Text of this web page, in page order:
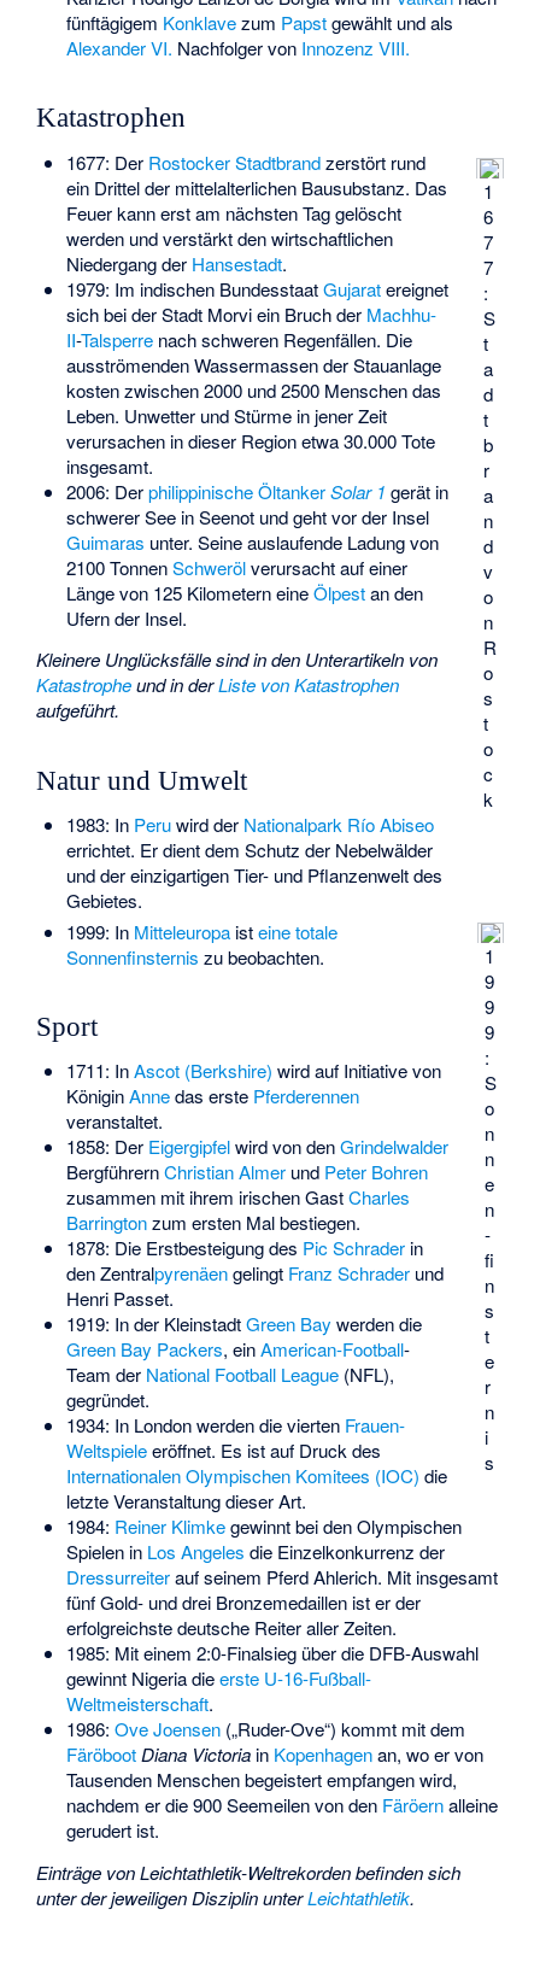
fünftägigem Konklavezum Papstgewählt und als
Alexander VI. Nachfolger von Innozenz VIII.
Katastrophen
1
6
7
7
:
S
t
a
d
t
b
r
a
n
d
v
o
n
R
o
s
t
o
c
k
1677: Der Rostocker Stadtbrandzerstört rund
ein Drittel der mittelalterlichen Bausubstanz. Das
Feuer kann erst am nächsten Tag gelöscht
werden und verstärkt den wirtschaftlichen
Niedergang der Hansestadt.
1979: Im indischen BundesstaatGujaratereignet
sich bei der Stadt Morvi ein Bruch der Machhu-
II-Talsperrenach schweren Regenfällen. Die
ausströmenden Wassermassen der Stauanlage
kosten zwischen 2000 und 2500 Menschen das
Leben. Unwetter und Stürme in jener Zeit
verursachen in dieser Region etwa 30.000 Tote
insgesamt.
2006: Derphilippinische Öltanker Solar 1 gerät in
schwerer See in Seenot und geht vor der Insel
Guimaras unter. Seine auslaufende Ladung von
2100 TonnenSchwerölverursacht auf einer
Länge von 125 Kilometern eineÖlpestan den
Ufern der Insel.
Kleinere Unglücksfälle sind in den Unterartikeln von
Katastropheund in derListe von Katastrophen
aufgeführt.
Natur und Umwelt
1983: In Peruwird der Nationalpark Río Abiseo
errichtet. Er dient dem Schutz der Nebelwälder
und der einzigartigen Tier- und Pflanzenwelt des
Gebietes.
1
9
9
9
:
S
o
n
n
e
n
­
fi
n
s
t
e
r
n
i
s
1999: In Mitteleuropaisteine totale
Sonnenfinsternis zu beobachten.
Sport
1711: InAscot (Berkshire) wird auf Initiative von
KöniginAnnedas erste Pferderennen
veranstaltet.
1858: Der Eigergipfelwird von denGrindelwalder
BergführernChristian Almerund Peter Bohren
zusammen mit ihrem irischen GastCharles
Barringtonzum ersten Mal bestiegen.
1878: Die Erstbesteigung des Pic Schraderin
den Zentralpyrenäengelingt Franz Schraderund
Henri Passet.
1919: In der KleinstadtGreen Bay werden die
Green Bay Packers, einAmerican-Football-
Team der National Football League(NFL),
gegründet.
1934: In London werden die vierten Frauen-
Weltspieleeröffnet. Es ist auf Druck des
Internationalen Olympischen Komitees (IOC) die
letzte Veranstaltung dieser Art.
1984: Reiner Klimkegewinnt bei den Olympischen
Spielen in Los Angeles die Einzelkonkurrenz der
Dressurreiterauf seinem Pferd Ahlerich. Mit insgesamt
fünf Gold- und drei Bronzemedaillen ist er der
erfolgreichste deutsche Reiter aller Zeiten.
1985: Mit einem 2:0-Finalsieg über die DFB-Auswahl
gewinnt Nigeria dieerste U-16-Fußball-
Weltmeisterschaft.
1986: Ove Joensen(„Ruder-Ove“) kommt mit dem
Färöboot Diana Victoriain Kopenhagenan, wo er von
Tausenden Menschen begeistert empfangen wird,
nachdem er die 900 Seemeilen von den Färöernalleine
gerudert ist.
Einträge von Leichtathletik-Weltrekorden befinden sich
unter der jeweiligen Disziplin unterLeichtathletik.